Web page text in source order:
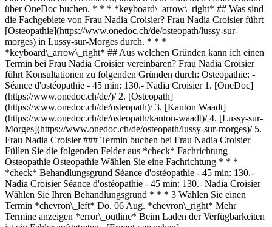
über OneDoc buchen. * * * *keyboard\_arrow\_right* ## Was sind
die Fachgebiete von Frau Nadia Croisier? Frau Nadia Croisier führt
[Osteopathie](https://www.onedoc.ch/de/osteopath/lussy-sur-
morges) in Lussy-sur-Morges durch. * * *
*keyboard\_arrow\_right* ## Aus welchen Gründen kann ich einen
Termin bei Frau Nadia Croisier vereinbaren? Frau Nadia Croisier
führt Konsultationen zu folgenden Gründen durch: Osteopathie: -
Séance d'ostéopathie - 45 min: 130.- Nadia Croisier 1. [OneDoc](https://www.onedoc.ch/de/)/ 2. [Osteopath](https://www.onedoc.ch/de/osteopath)/ 3. [Kanton Waadt](https://www.onedoc.ch/de/osteopath/kanton-waadt)/ 4. [Lussy-sur-Morges](https://www.onedoc.ch/de/osteopath/lussy-sur-morges)/ 5. Frau Nadia Croisier ### Termin buchen bei Frau Nadia Croisier Füllen Sie die folgenden Felder aus *check* Fachrichtung Osteopathie Osteopathie Wählen Sie eine Fachrichtung * * * *check* Behandlungsgrund Séance d'ostéopathie - 45 min: 130.- Nadia Croisier Séance d'ostéopathie - 45 min: 130.- Nadia Croisier Wählen Sie Ihren Behandlungsgrund * * * 3 Wählen Sie einen Termin *chevron\_left* Do. 06 Aug. *chevron\_right* Mehr Termine anzeigen *error\_outline* Beim Laden der Verfügbarkeiten ist ein Fehler aufgetreten [Erneut versuchen](https://www.onedoc.ch) Zeitfenster Termin buchen ### Laden Sie die OneDoc-App herunter Buchen Sie online einen Termin bei einem Arzt, Zahnarzt oder Therapeuten in Ihrer Nähe in der Schweiz. Mit der OneDoc-App können Sie alle Ihre medizinischen Termine von Ihrem Handy aus verwalten, jederzeit und überall. ![QR-Code, der zum Apple App Store oder Google Play leitet, um die OneDoc Patienten-App zu laden](https://www.onedoc.ch/assets/images/download-app-qr.jpeg) Scannen Sie den QR-Code, um die App herunterzuladen [![Laden Sie unsere App im App Store herunter!](https://www.onedoc.ch/assets/images/app-store-badge-de.svg)](https://apps.apple.com/ch/app/onedoc/id1592376413?l=fr)[![Laden Sie unsere App im Google Play Store herunter!](https://www.onedoc.ch/assets/images/google-play-badge-de.png)](https://play.google.com/store/apps/details?id=ch.onedoc.patient&hl=fr-CH) *keyboard\_arrow\_right* ## Verwandte Fachgebiete [Osteopath in Lausanne](https://www.onedoc.ch/de/osteopath/lausanne)[Osteopath in Genf](https://www.onedoc.ch/de/osteopath/genf)[Osteopath in Vevey](https://www.onedoc.ch/de/osteopath/vevey)[Osteopath in Carouge](https://www.onedoc.ch/de/osteopath/carouge)[Osteopath in Yverdon-les-Bains](https://www.onedoc.ch/de/osteopath/yverdon-les-bains)[Osteopath in Bulle](https://www.onedoc.ch/de/osteopath/bulle)[Osteopath in Nyon](https://www.onedoc.ch/de/osteopath/nyon)[Osteopath in Préverenges](https://www.onedoc.ch/de/osteopath/preverenges)[Osteopath in Châtel-Saint-Denis](https://www.onedoc.ch/de/osteopath/chatel-saint-denis)[Osteopath in Pully](https://www.onedoc.ch/de/osteopath/pully)[Osteopath in Morges](https://www.onedoc.ch/de/osteopath/morges)[Osteopath in Renens](https://www.onedoc.ch/de/osteopath/renens)[Osteopath in Epalinges](https://www.onedoc.ch/de/osteopath/epalinges)[Osteopath in Collombey](https://www.onedoc.ch/de/osteopath/collombey)[Osteopath in Orbe](https://www.onedoc.ch/de/osteopath/orbe)[Osteopath in Lutry](https://www.onedoc.ch/de/osteopath/lutry)[Osteopath in Montreux](https://www.onedoc.ch/de/osteopath/montreux)[Osteopath in Froideville](https://www.onedoc.ch/de/osteopath/froideville)[Osteopath in La Tour-de-Peilz](https://www.onedoc.ch/de/osteopath/la-tour-de-peilz)[Osteopath in Estavayer-le-Lac](https://www.onedoc.ch/de/osteopath/estavayer-le-lac)[Osteopath in Onex](https://www.onedoc.ch/de/osteopath/onex) *keyboard\_arrow\_right* ## Beliebte Suchbegriffe [Physiotherapeut in Genf](https://www.onedoc.ch/de/physiotherapeut/genf)[Psychologe in Genf](https://www.onedoc.ch/de/psychologe/genf)[Physiotherapeut in Lausanne](https://www.onedoc.ch/de/physiotherapeut/lausanne)[Hausarzt (Allgemeinmedizin) in Genf](https://www.onedoc.ch/de/hausarzt-allgemeinmedizin/genf)[Manuelle Lymphdrainage Therapeut in Genf](https://www.onedoc.ch/de/manuelle-lymphdrainage-therapeut/genf)[Masseur (klassische Massage) in Genf](https://www.onedoc.ch/de/masseur-klassische-massage/genf)[Facharzt für Allgemeine Innere Medizin in Genf](https://www.onedoc.ch/de/facharzt-fur-allgemeine-innere-medizin/genf)[Reflexologietherapeut in Genf](https://www.onedoc.ch/de/reflexologietherapeut/genf)[Zahnarzt in Genf](https://www.onedoc.ch/de/zahnarzt/genf)[Psychologe in Lausanne](https://www.onedoc.ch/de/psychologe/lausanne)[Akupunkteur in Genf](https://www.onedoc.ch/de/akupunkteur/genf)[Masseur (klassische Massage) in Lausanne](https://www.onedoc.ch/de/masseur-klassische-massage/lausanne)[Osteopath in Lausanne](https://www.onedoc.ch/de/osteopath/lausanne)[Hausarzt (Allgemeinmedizin) in Lausanne](https://www.onedoc.ch/de/hausarzt-allgemeinmedizin/lausanne)[Spezialist für Traditionelle Chinesische Medizin (TCM) in Genf](https://www.onedoc.ch/de/spezialist-fur-traditionelle-chinesische-medizin-tcm/genf)[Sportphysiotherapeut in Genf](https://www.onedoc.ch/de/sportphysiotherapeut/genf)[Psychotherapeut in Genf](https://www.onedoc.ch/de/psychotherapeut/genf)[Masseur (therapeutische Massage) in Genf](https://www.onedoc.ch/de/masseur-therapeutische-massage/genf)[Gynäkologe (Frauenarzt und Geburtshelfer) in Genf](https://www.onedoc.ch/de/gynakologe-frauenarzt-und-geburtshelfer/genf)[Osteopath in Genf](https://www.onedoc.ch/de/osteopath/genf)[WAM Ernährungstherapeut in Genf](https://www.onedoc.ch/de/wam-ernahrungstherapeut/genf) *keyboard\_arrow\_right* ## Finden Sie einen Arzt oder Therapeuten [Ärzte- und Therapeutenverzeichnis](https://www.onedoc.ch/de/verzeichnis) [A](https://www.onedoc.ch/de/verzeichnis/A) [B](https://www.onedoc.ch/de/verzeichnis/B) [C](https://www.onedoc.ch/de/verzeichnis/C) [D](https://www.onedoc.ch/de/verzeichnis/D) [E](https://www.onedoc.ch/de/verzeichnis/E) [F](https://www.onedoc.ch/de/verzeichnis/F) [G](https://www.onedoc.ch/de/verzeichnis/G) [H](https://www.onedoc.ch/de/verzeichnis/H) [I](https://www.onedoc.ch/de/verzeichnis/I) [J](https://www.onedoc.ch/de/verzeichnis/J) [K](https://www.onedoc.ch/de/verzeichnis/K) [L](https://www.onedoc.ch/de/verzeichnis/L) [M](https://www.onedoc.ch/de/verzeichnis/M) [N](https://www.onedoc.ch/de/verzeichnis/N) [O](https://www.onedoc.ch/de/verzeichnis/O) [P](https://www.onedoc.ch/de/verzeichnis/P) [Q](https://www.onedoc.ch/de/verzeichnis/Q) [R](https://www.onedoc.ch/de/verzeichnis/R) [S](https://www.onedoc.ch/de/verzeichnis/S) [T](https://www.onedoc.ch/de/verzeichnis/T) [U](https://www.onedoc.ch/de/verzeichnis/U) [V](https://www.onedoc.ch/de/verzeichnis/V) [W](https://www.onedoc.ch/de/verzeichnis/W) [X](https://www.onedoc.ch/de/verzeichnis/X) [Y](https://www.onedoc.ch/de/verzeichnis/Y) [Z](https://www.onedoc.ch/de/verzeichnis/Z) ## OneDoc [Ich bin Gesundheitsfachperson](https://info.onedoc.ch/de/) [Über uns](https://info.onedoc.ch/de/unsere-mission/) [Presse](https://info.onedoc.ch/de/media/) [Karriere](https://career.onedoc.ch/de) [Datenschutzzentrum](https://privacy.onedoc.ch/de/) [Verwaltung der Cookies](javascript:Didomi.preferences.show%28%29) [Hilfezentrum](https://help.onedoc.ch/de/) ## Sprachen [Deutsch](https://www.onedoc.ch/de/osteopathin/lussy-sur-morges/pcr66/nadia-croisier) [Français](https://www.onedoc.ch/fr/osteopathe/lussy-sur-morges/pcr66/nadia-croisier) [Italiano](https://www.onedoc.ch/it/osteopata/lussy-sur-morges/pcr66/nadia-croisier) [English](https://www.onedoc.ch/en/osteopath/lussy-sur-morges/pcr66/nadia-croisier) ## Verwandte Fachgebiete [Osteopathie in Lausanne](https://www.onedoc.ch/de/osteopath/lausanne) [Osteopathie in Genf](https://www.onedoc.ch/de/osteopath/genf) [Osteopathie in Vevey](https://www.onedoc.ch/de/osteopath/vevey) [Osteopathie in Carouge](https://www.onedoc.ch/de/osteopath/carouge) [Osteopathie in Yverdon-les-Bains](https://www.onedoc.ch/de/osteopath/yverdon-les-bains) [Osteopathie in Bulle](https://www.onedoc.ch/de/osteopath/bulle) [Osteopathie in Nyon](https://www.onedoc.ch/de/osteopath/nyon) [Osteopathie in Préverenges](https://www.onedoc.ch/de/osteopath/preverenges) [Osteopathie in Châtel-Saint-Denis](https://www.onedoc.ch/de/osteopath/chatel-saint-denis) [Osteopathie in Pully](https://www.onedoc.ch/de/osteopath/pully) [Osteopathie in Morges](https://www.onedoc.ch/de/osteopath/morges) [Osteopathie in Renens](https://www.onedoc.ch/de/osteopath/renens) [Osteopathie in Epalinges](https://www.onedoc.ch/de/osteopath/epalinges) [Osteopathie in Collombey](https://www.onedoc.ch/de/osteopath/collombey) [Osteopathie in Orbe](https://www.onedoc.ch/de/osteopath/orbe) [Osteopathie in Lutry](https://www.onedoc.ch/de/osteopath/lutry) [Osteopathie in Montreux](https://www.onedoc.ch/de/osteopath/montreux) [Osteopathie in Froideville](https://www.onedoc.ch/de/osteopath/froideville) [Osteopathie in La Tour-de-Peilz](https://www.onedoc.ch/de/osteopath/la-tour-de-peilz) [Osteopathie in Estavayer-le-Lac](https://www.onedoc.ch/de/osteopath/estavayer-le-lac) [Osteopathie in Onex](https://www.onedoc.ch/de/osteopath/onex) ## Beliebte Suchbegriffe [Physiotherapie in Genf](https://www.onedoc.ch/de/physiotherapeut/genf) [Psychologe in Genf](https://www.onedoc.ch/de/psychologe/genf) [Physiotherapie in Lausanne](https://www.onedoc.ch/de/physiotherapeut/lausanne) [Hausarzt (Allgemeinmedizin) in Genf](https://www.onedoc.ch/de/hausarzt-allgemeinmedizin/genf) [Manuelle Lymphdrainage in Genf](https://www.onedoc.ch/de/manuelle-lymphdrainage-therapeut/genf) [Masseur (klassische Massage) in Genf](https://www.onedoc.ch/de/masseur-klassische-massage/genf) [Facharzt für Allgemeine Innere Medizin in Genf](https://www.onedoc.ch/de/facharzt-fur-allgemeine-innere-medizin/genf) [Reflexologietherapeut in Genf](https://www.onedoc.ch/de/reflexologietherapeut/genf) [Zahnarzt in Genf](https://www.onedoc.ch/de/zahnarzt/genf) [Psychologe in Lausanne](https://www.onedoc.ch/de/psychologe/lausanne) [Akupunktur in Genf](https://www.onedoc.ch/de/akupunkteur/genf) [Masseur (klassische Massage) in Lausanne](https://www.onedoc.ch/de/masseur-klassische-massage/lausanne) [Osteopathie in Lausanne](https://www.onedoc.ch/de/osteopath/lausanne) [Hausarzt (Allgemeinmedizin) in Lausanne](https://www.onedoc.ch/de/hausarzt-allgemeinmedizin/lausanne) [Traditionelle Chinesische Medizin (TCM) in Genf](https://www.onedoc.ch/de/speziali